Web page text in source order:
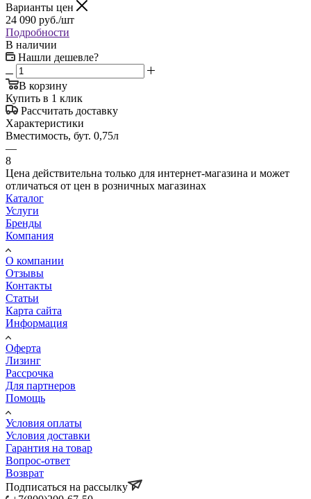
Варианты цен
24 090 руб./шт
Подробности
В наличии
Нашли дешевле?
В корзину
Купить в 1 клик
Рассчитать доставку
Характеристики
Вместимость, бут. 0,75л
—
8
Цена действительна только для интернет-магазина и может
отличаться от цен в розничных магазинах
Каталог
Услуги
Бренды
Компания
О компании
Отзывы
Контакты
Статьи
Карта сайта
Информация
Оферта
Лизинг
Рассрочка
Для партнеров
Помощь
Условия оплаты
Условия доставки
Гарантия на товар
Вопрос-ответ
Возврат
Подписаться на рассылку